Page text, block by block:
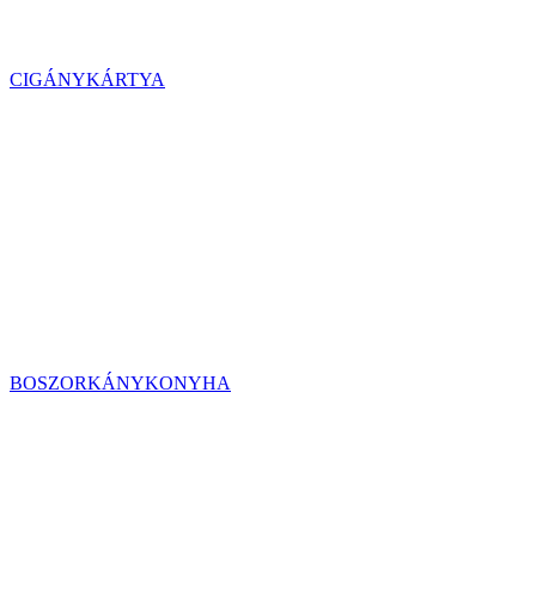
CIGÁNYKÁRTYA
BOSZORKÁNYKONYHA